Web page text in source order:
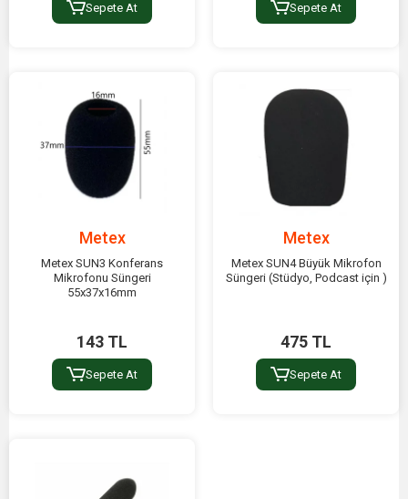
Sepete At Sepete At
Metex
Metex SUN3 Konferans
Mikrofonu Süngeri
55x37x16mm
143 TL
Sepete At
Metex
Metex SUN4 Büyük Mikrofon
Süngeri (Stüdyo, Podcast için )
475 TL
Sepete At